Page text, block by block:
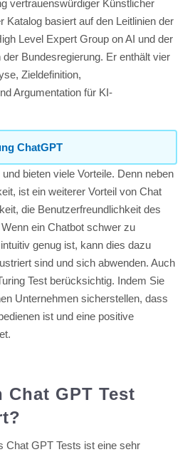
vertrauenswürdiger Künstlicher
Katalog basiert auf den Leitlinien der
Level Expert Group on AI und der
Bundesregierung. Er enthält vier
Zieldefinition,
Argumentation für KI-
ChatGPT
bieten viele Vorteile. Denn neben
ist ein weiterer Vorteil von Chat
die Benutzerfreundlichkeit des
ein Chatbot schwer zu
genug ist, kann dies dazu
sind und sich abwenden. Auch
Test berücksichtig. Indem Sie
Unternehmen sicherstellen, dass
ist und eine positive
GPT Test
Chat GPT Tests ist eine sehr